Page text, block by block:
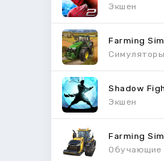
Экшен
Farming
Симуляторы
Экшен
Farming
Обучающие